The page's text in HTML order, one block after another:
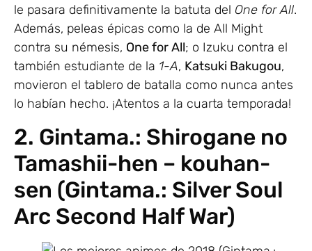
le pasara definitivamente la batuta del One for All.
Además, peleas épicas como la de All Might
contra su némesis, One for All; o Izuku contra el
también estudiante de la 1-A, Katsuki Bakugou,
movieron el tablero de batalla como nunca antes
lo habían hecho. ¡Atentos a la cuarta temporada!
2. Gintama.: Shirogane no
Tamashii-hen – kouhan-
sen (Gintama.: Silver Soul
Arc Second Half War)